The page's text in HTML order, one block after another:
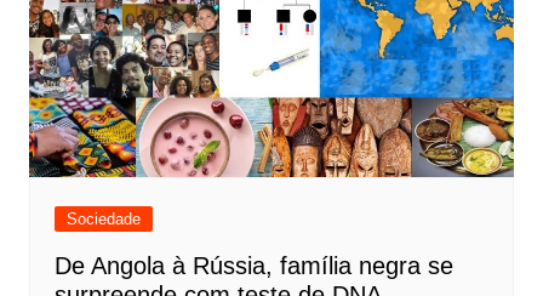
Sociedade
De Angola à Rússia, família negra se